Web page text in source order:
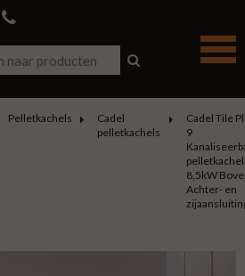
Pelletkachels
Cadel
pelletkachels
Cadel Tile
9
pelletkachel
8,5kW
Achter- en